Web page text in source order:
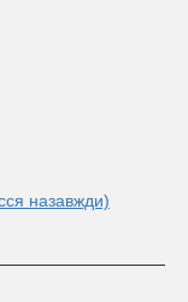
назавжди)